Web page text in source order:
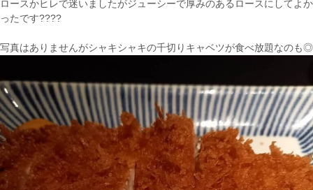
ロースかヒレで迷いましたがジューシーで厚みのあるロースにしてよか
ったです????
写真はありませんがシャキシャキの千切りキャベツが食べ放題なのも◎